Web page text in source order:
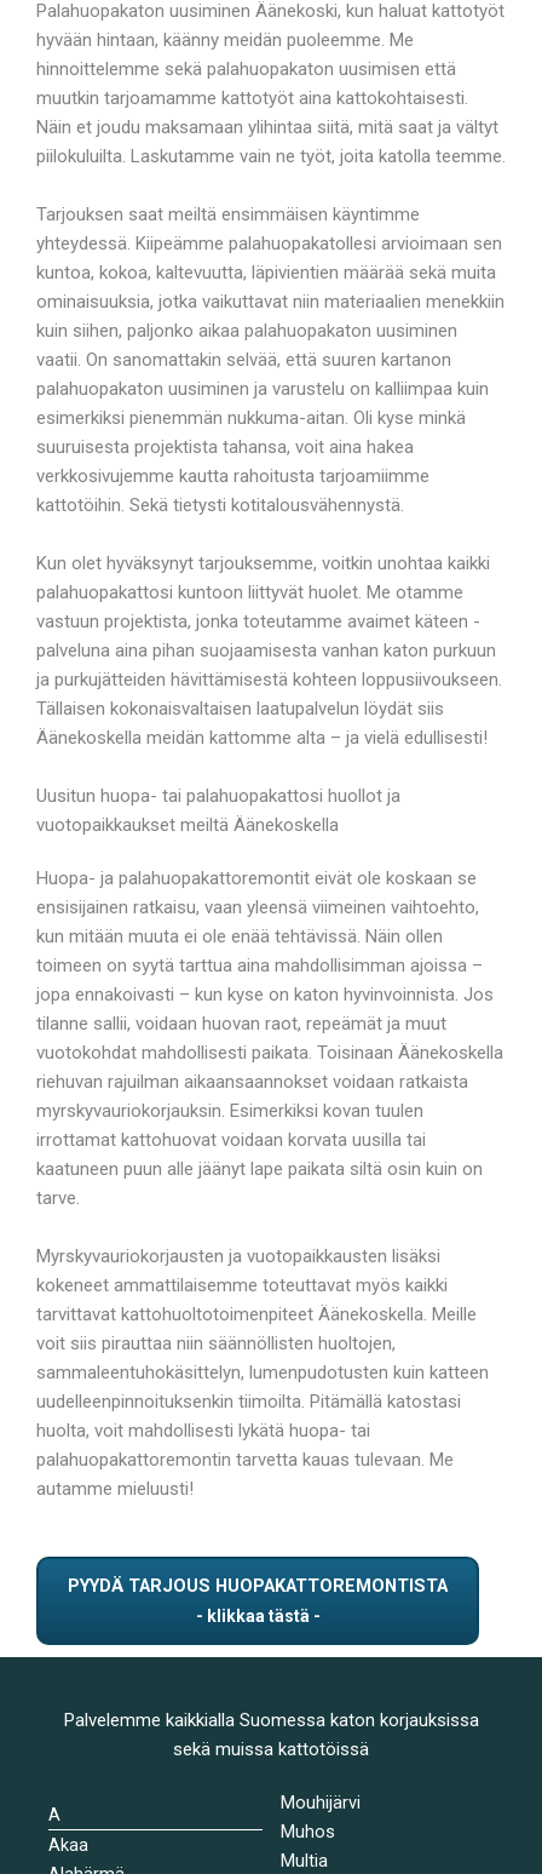
Palahuopakaton uusiminen Äänekoski, kun haluat kattotyöt
hyvään hintaan, käänny meidän puoleemme. Me
hinnoittelemme sekä palahuopakaton uusimisen että
muutkin tarjoamamme kattotyöt aina kattokohtaisesti.
Näin et joudu maksamaan ylihintaa siitä, mitä saat ja vältyt
piilokuluilta. Laskutamme vain ne työt, joita katolla teemme.
Tarjouksen saat meiltä ensimmäisen käyntimme
yhteydessä. Kiipeämme palahuopakatollesi arvioimaan sen
kuntoa, kokoa, kaltevuutta, läpivientien määrää sekä muita
ominaisuuksia, jotka vaikuttavat niin materiaalien menekkiin
kuin siihen, paljonko aikaa palahuopakaton uusiminen
vaatii. On sanomattakin selvää, että suuren kartanon
palahuopakaton uusiminen ja varustelu on kalliimpaa kuin
esimerkiksi pienemmän nukkuma-aitan. Oli kyse minkä
suuruisesta projektista tahansa, voit aina hakea
verkkosivujemme kautta rahoitusta tarjoamiimme
kattotöihin. Sekä tietysti kotitalousvähennystä.
Kun olet hyväksynyt tarjouksemme, voitkin unohtaa kaikki
palahuopakattosi kuntoon liittyvät huolet. Me otamme
vastuun projektista, jonka toteutamme avaimet käteen -
palveluna aina pihan suojaamisesta vanhan katon purkuun
ja purkujätteiden hävittämisestä kohteen loppusiivoukseen.
Tällaisen kokonaisvaltaisen laatupalvelun löydät siis
Äänekoskella meidän kattomme alta – ja vielä edullisesti!
Uusitun huopa- tai palahuopakattosi huollot ja
vuotopaikkaukset meiltä Äänekoskella
Huopa- ja palahuopakattoremontit eivät ole koskaan se
ensisijainen ratkaisu, vaan yleensä viimeinen vaihtoehto,
kun mitään muuta ei ole enää tehtävissä. Näin ollen
toimeen on syytä tarttua aina mahdollisimman ajoissa –
jopa ennakoivasti – kun kyse on katon hyvinvoinnista. Jos
tilanne sallii, voidaan huovan raot, repeämät ja muut
vuotokohdat mahdollisesti paikata. Toisinaan Äänekoskella
riehuvan rajuilman aikaansaannokset voidaan ratkaista
myrskyvauriokorjauksin. Esimerkiksi kovan tuulen
irrottamat kattohuovat voidaan korvata uusilla tai
kaatuneen puun alle jäänyt lape paikata siltä osin kuin on
tarve.
Myrskyvauriokorjausten ja vuotopaikkausten lisäksi
kokeneet ammattilaisemme toteuttavat myös kaikki
tarvittavat kattohuoltotoimenpiteet Äänekoskella. Meille
voit siis pirauttaa niin säännöllisten huoltojen,
sammaleentuhokäsittelyn, lumenpudotusten kuin katteen
uudelleenpinnoituksenkin tiimoilta. Pitämällä katostasi
huolta, voit mahdollisesti lykätä huopa- tai
palahuopakattoremontin tarvetta kauas tulevaan. Me
autamme mieluusti!
PYYDÄ TARJOUS HUOPAKATTOREMONTISTA
Palvelemme kaikkialla Suomessa katon korjauksissa
sekä muissa kattotöissä
A
Akaa
Mouhijärvi
Muhos
Multia